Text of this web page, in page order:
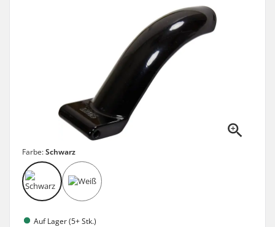
Farbe:Schwarz
Auf Lager (5+ Stk.)